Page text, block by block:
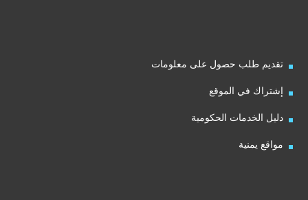
تقديم طلب حصول على معلومات
إشتراك في الموقع
دليل الخدمات الحكومية
مواقع يمنية